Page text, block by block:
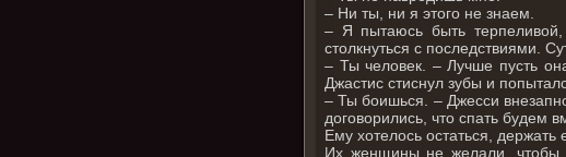
– Ни ты, ни я этого не знаем.
– Я пытаюсь быть
столкнуться с последствиями.
– Ты человек. – Лучше пусть
Джастис стиснул зубы и
– Ты боишься. – Джесси
договорились, что спать будем
Ему хотелось остаться, держать
Их женщины не желали, чтобы